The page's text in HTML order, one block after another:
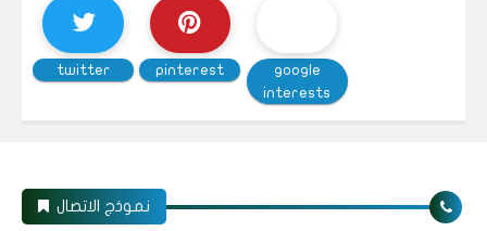
twitter pinterest
google
interests
نموذج الاتصال